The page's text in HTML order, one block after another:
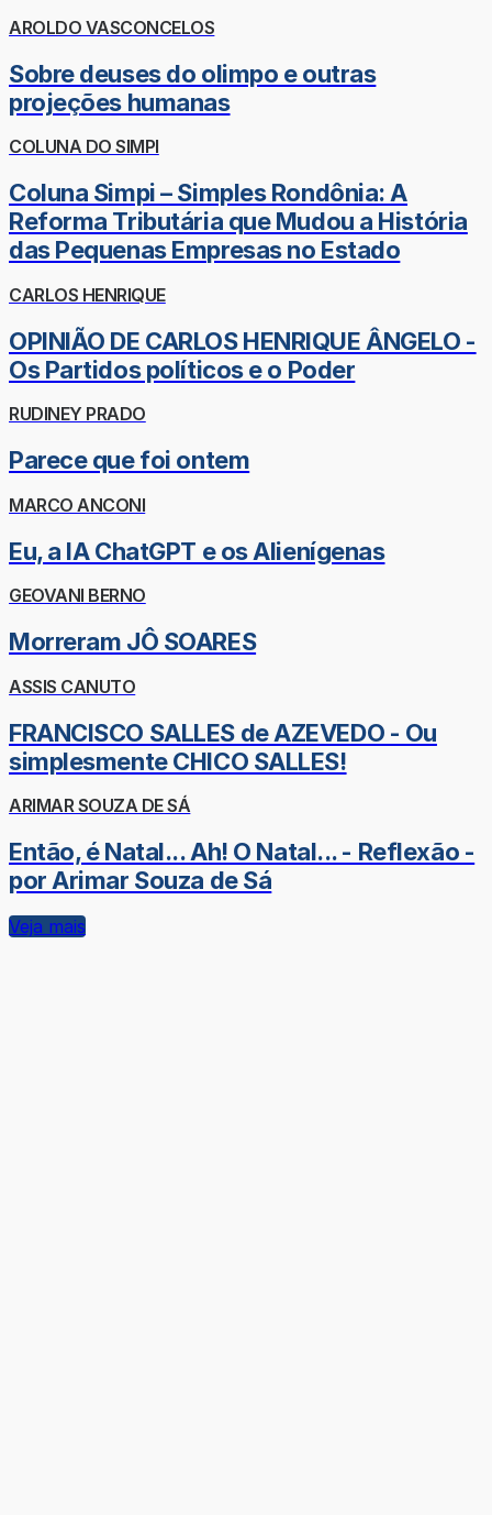
AROLDO VASCONCELOS
Sobre deuses do olimpo e outras
projeções humanas
COLUNA DO SIMPI
Coluna Simpi – Simples Rondônia: A
Reforma Tributária que Mudou a História
das Pequenas Empresas no Estado
CARLOS HENRIQUE
OPINIÃO DE CARLOS HENRIQUE ÂNGELO -
Os Partidos políticos e o Poder
RUDINEY PRADO
Parece que foi ontem
MARCO ANCONI
Eu, a IA ChatGPT e os Alienígenas
GEOVANI BERNO
Morreram JÔ SOARES
ASSIS CANUTO
FRANCISCO SALLES de AZEVEDO - Ou
simplesmente CHICO SALLES!
ARIMAR SOUZA DE SÁ
Então, é Natal... Ah! O Natal... - Reflexão -
por Arimar Souza de Sá
Veja mais